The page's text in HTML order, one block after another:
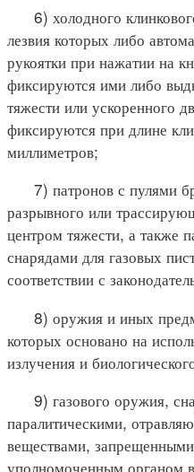
6) холодного
лезвия которых либо
рукоятки при нажатии на
фиксируются ими либо
тяжести или ускоренного
фиксируются при длине
миллиметров;
7) патронов с пулями
разрывного или
центром тяжести, а также
снарядами для газовых
соответствии с
8) оружия и иных
которых основано на
излучения и
9) газового оружия,
паралитическими,
веществами,
уполномоченным органом